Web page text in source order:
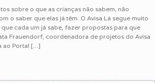
sobre o que as crianças não sabem, não
o saber que elas já têm. O Avisa Lá segue muito
cada um já sabe, fazer propostas para que
Frauendorf, coordenadora de projetos do Avisa
ao Portal […]